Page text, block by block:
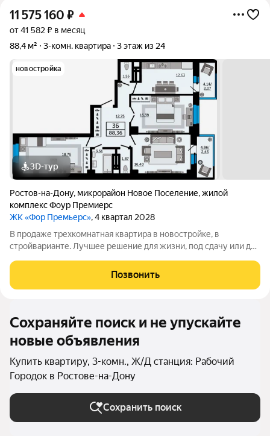
11 575 160 ₽
от 41 582 ₽ в месяц
88,4 м²
3-комн. квартира 3 этаж из 24
новостройка
3D-тур
Ростов-на-Дону, микрорайон Новое Поселение,жилой
комплекс Фоур Премиерс
ЖК «Фор Премьерс», 4 квартал 2028
В продаже трехкомнатная квартира в новостройке, в
стройварианте. Лучшее решение для жизни, под сдачу или для
жизни в городе. В большой прихожей достаточно места для
хранения вещей, универсальные
Позвонить
Сохраняйте поиск и не упускайте
новые объявления
Купить квартиру, 3-комн., Ж/Д станция: Рабочий
Городок в Ростове-на-Дону
Сохранить поиск